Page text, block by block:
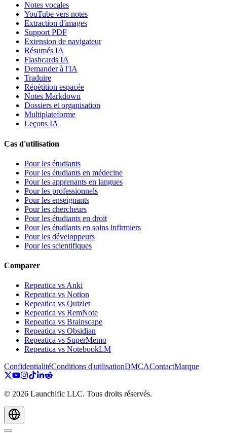
Notes vocales
YouTube vers notes
Extraction d'images
Support PDF
Extension de navigateur
Résumés IA
Flashcards IA
Demander à l'IA
Traduire
Répétition espacée
Notes Markdown
Dossiers et organisation
Multiplateforme
Leçons IA
Cas d'utilisation
Pour les étudiants
Pour les étudiants en médecine
Pour les apprenants en langues
Pour les professionnels
Pour les enseignants
Pour les chercheurs
Pour les étudiants en droit
Pour les étudiants en soins infirmiers
Pour les développeurs
Pour les scientifiques
Comparer
Repeatica vs Anki
Repeatica vs Notion
Repeatica vs Quizlet
Repeatica vs RemNote
Repeatica vs Brainscape
Repeatica vs Obsidian
Repeatica vs SuperMemo
Repeatica vs NotebookLM
ConfidentialitéConditions d'utilisationDMCAContactMarque
© 2026 Launchific LLC. Tous droits réservés.